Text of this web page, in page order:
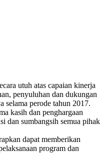
utuh atas capaian kinerja
penyuluhan dan dukungan
selama perode tahun 2017.
kasih dan penghargaan
dan sumbangsih semua pihak
dapat memberikan
program dan